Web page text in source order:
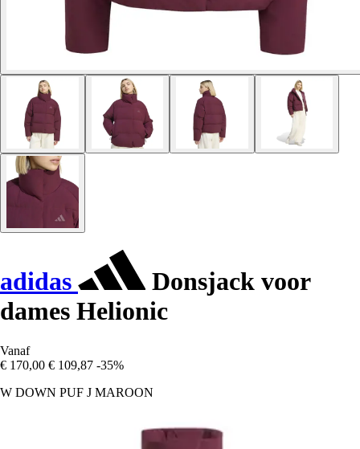
adidas
Donsjack voor
dames Helionic
Vanaf
€ 170,00 € 109,87 -35%
W DOWN PUF J MAROON